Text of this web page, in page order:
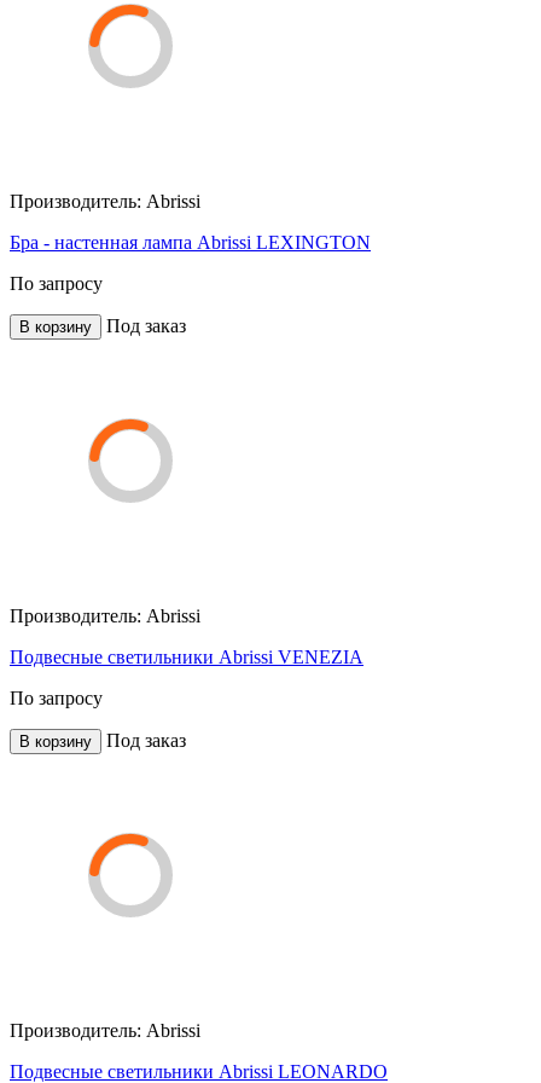
Производитель: Abrissi
Бра - настенная лампа Abrissi LEXINGTON
По запросу
В корзину Под заказ
Производитель: Abrissi
Подвесные светильники Abrissi VENEZIA
По запросу
В корзину Под заказ
Производитель: Abrissi
Подвесные светильники Abrissi LEONARDO